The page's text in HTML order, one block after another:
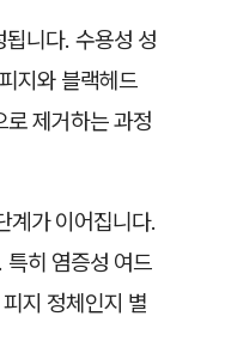
니다. 수용성 성
지와 블랙헤드
제거하는 과정
계가 이어집니다.
특히 염증성 여드
지 정체인지 별